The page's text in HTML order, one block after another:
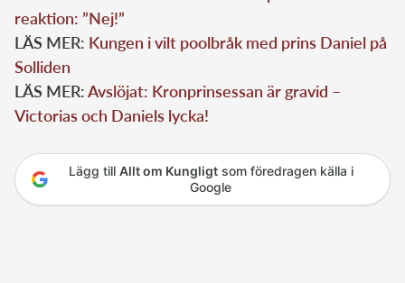
reaktion: ”Nej!”
LÄS MER: Kungen i vilt poolbråk med prins Daniel på
Solliden
LÄS MER:Avslöjat: Kronprinsessan är gravid –
Victorias och Daniels lycka!
Lägg till Allt om Kungligtsom föredragen källa i
Google